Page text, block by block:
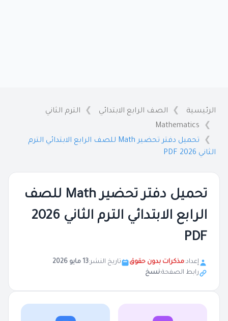
الرئيسية الصف الرابع الابتدائي
الترم الثاني
Mathematics
تحميل دفتر تحضير Math للصف الرابع الابتدائي الترم
الثاني 2026 PDF
تحميل دفتر تحضير Math للصف
الرابع الابتدائي الترم الثاني 2026
PDF
إعداد:مذكرات بدون حقوق تاريخ النشر:13 مايو 2026
رابط الصفحة:نسخ